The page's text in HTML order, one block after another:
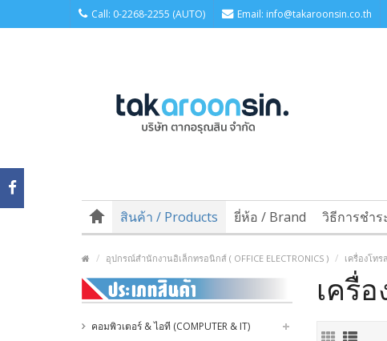
Call: 0-2268-2255 (AUTO) Email: info@takaroonsin.co.th
สินค้า / Products ยี่ห้อ / Brand วิธีการชำร
อุปกรณ์สำนักงานอิเล็กทรอนิกส์ ( OFFICE ELECTRONICS ) เครื่องโท
คอมพิวเตอร์ & ไอที (COMPUTER & IT)
เครื่